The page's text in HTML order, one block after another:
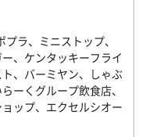
ラ、ミニストップ、
、ケンタッキーフライ
、バーミヤン、しゃぶ
ーくグループ飲食店、
ップ、エクセルシオー